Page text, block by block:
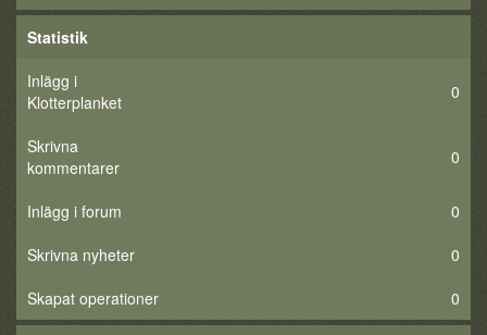
Statistik
Inlägg i
Klotterplanket
0
Skrivna
kommentarer
0
Inlägg i forum
0
Skrivna nyheter
0
Skapat operationer
0